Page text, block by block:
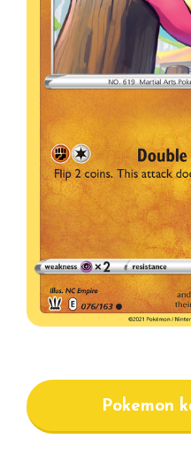
Pokemon